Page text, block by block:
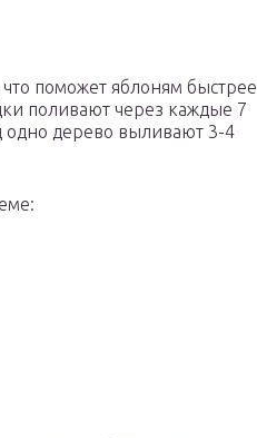
поможет яблоням быстрее
поливают через каждые 7
одно дерево выливают 3-4